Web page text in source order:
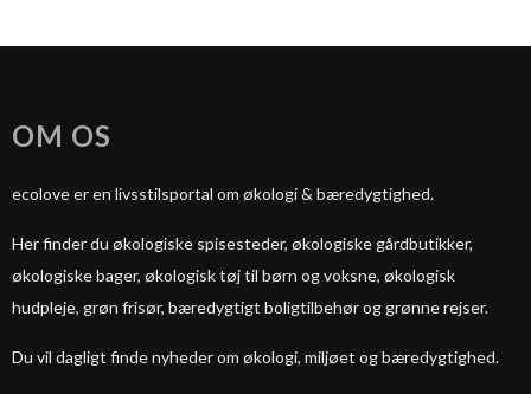
OM OS
ecolove er en livsstilsportal om økologi & bæredygtighed.
Her finder du økologiske spisesteder, økologiske gårdbutikker,
økologiske bager, økologisk tøj til børn og voksne, økologisk
hudpleje, grøn frisør, bæredygtigt boligtilbehør og grønne rejser.
Du vil dagligt finde nyheder om økologi, miljøet og bæredygtighed.